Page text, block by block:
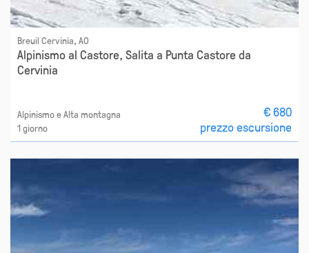
Breuil Cervinia, AO
Alpinismo al Castore, Salita a Punta Castore da
Cervinia
Alpinismo e Alta montagna
1 giorno
€ 680
prezzo escursione